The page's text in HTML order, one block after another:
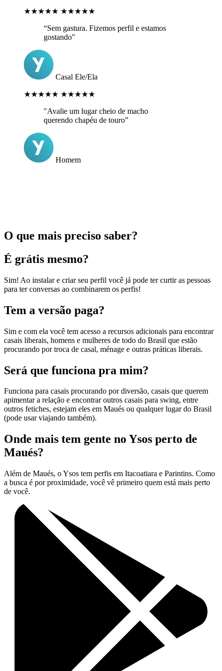
★★★★★ ★★★★★
“Sem gastura. Fizemos perfil e estamos
gostando"
Casal Ele/Ela
★★★★★ ★★★★★
"Avalie um lugar cheio de macho
querendo chapéu de touro”
Homem
O que mais preciso saber?
É grátis mesmo?
Sim! Ao instalar e criar seu perfil você já pode ter curtir as pessoas
para ter conversas ao combinarem os perfis!
Tem a versão paga?
Sim e com ela você tem acesso a recursos adicionais para encontrar
casais liberais, homens e mulheres de todo do Brasil que estão
procurando por troca de casal, ménage e outras práticas liberais.
Será que funciona pra mim?
Funciona para casais procurando por diversão, casais que querem
apimentar a relação e encontrar outros casais para swing, entre
outros fetiches, estejam eles em Maués ou qualquer lugar do Brasil
(pode usar viajando também).
Onde mais tem gente no Ysos perto de
Maués?
Além de Maués, o Ysos tem perfis em Itacoatiara e Parintins. Como
a busca é por proximidade, você vê primeiro quem está mais perto
de você.